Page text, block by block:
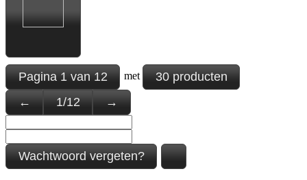
Pagina1van12 met
30 producten
←
1/12 →
Wachtwoord vergeten?